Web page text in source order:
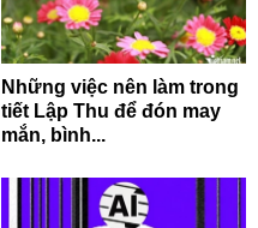
Những việc nên làm trong
tiết Lập Thu để đón may
mắn, bình...